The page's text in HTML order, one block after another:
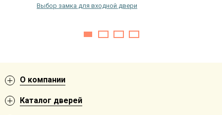
Выбор замка для входной двери
О компании
Каталог дверей